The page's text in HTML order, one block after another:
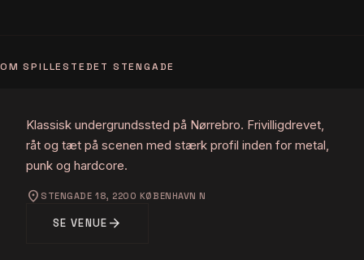
OM SPILLESTEDET STENGADE
Klassisk undergrundssted på Nørrebro. Frivilligdrevet,
råt og tæt på scenen med stærk profil inden for metal,
punk og hardcore.
location_on STENGADE 18, 2200 KØBENHAVN N
SE VENUE arrow_forward